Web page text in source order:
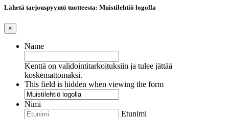
Lähetä tarjouspyyntö tuotteesta: Muistilehtiö logolla
×
Name
Kenttä on validointitarkoituksiin ja tulee jättää
koskemattomaksi.
This field is hidden when viewing the form
Nimi
Etunimi